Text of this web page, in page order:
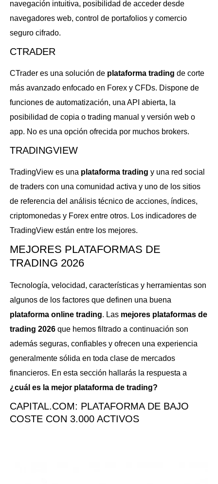
navegación intuitiva, posibilidad de acceder desde
navegadores web, control de portafolios y comercio
seguro cifrado.
CTRADER
CTrader es una solución de plataforma trading de corte
más avanzado enfocado en Forex y CFDs. Dispone de
funciones de automatización, una API abierta, la
posibilidad de copia o trading manual y versión web o
app. No es una opción ofrecida por muchos brokers.
TRADINGVIEW
TradingView es una plataforma trading y una red social
de traders con una comunidad activa y uno de los sitios
de referencia del análisis técnico de acciones, índices,
criptomonedas y Forex entre otros. Los indicadores de
TradingView están entre los mejores.
MEJORES PLATAFORMAS DE
TRADING 2026
Tecnología, velocidad, características y herramientas son
algunos de los factores que definen una buena
plataforma online trading. Las mejores plataformas de
trading 2026 que hemos filtrado a continuación son
además seguras, confiables y ofrecen una experiencia
generalmente sólida en toda clase de mercados
financieros. En esta sección hallarás la respuesta a
¿cuál es la mejor plataforma de trading?
CAPITAL.COM: PLATAFORMA DE BAJO
COSTE CON 3.000 ACTIVOS